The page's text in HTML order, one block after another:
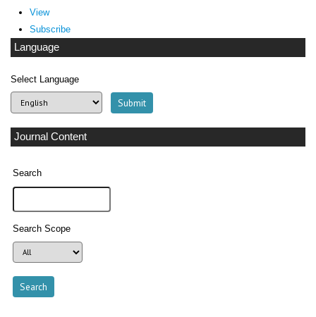
View
Subscribe
Language
Select Language
Journal Content
Search
Search Scope